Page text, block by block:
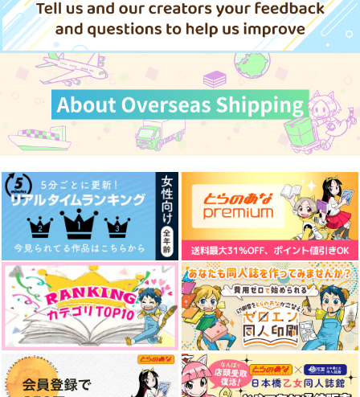
ニテヒナルモノ
オトノハ
629円（税込）
豊前江×女審神者
サンプル
作品詳細
一人前になりたくて
Bee-Hearts
787 （税込）
豊前江
サンプル
作品詳細
朝露 光る
世界の果てまで
315 円（税込）
豊前江
サンプル
作品詳細